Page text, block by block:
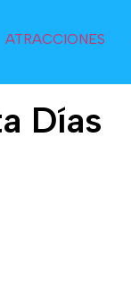
ATRACCIONES
Días